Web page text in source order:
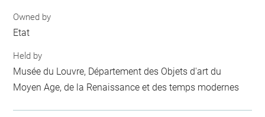
Owned by
Etat
Held by
Musée du Louvre, Département des Objets d'art du
Moyen Age, de la Renaissance et des temps modernes